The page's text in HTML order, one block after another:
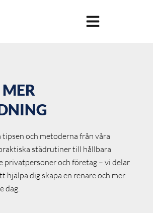
tipsen och metoderna från våra
städrutiner till hållbara
privatpersoner och företag – vi delar
hjälpa dig skapa en renare och mer
dag.